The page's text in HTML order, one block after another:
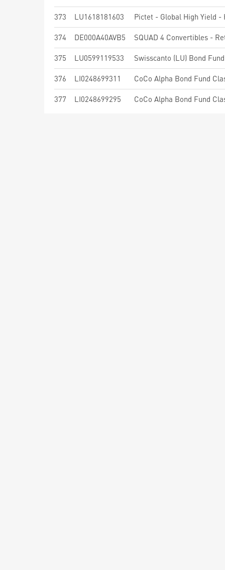
373 LU1618181603 Pictet - Global High Yield -
374 DE000A40AVB5 SQUAD 4 Convertibles -
375 LU0599119533 Swisscanto (LU) Bond
376 LI0248699311 CoCo Alpha Bond Fund
377 LI0248699295 CoCo Alpha Bond Fund